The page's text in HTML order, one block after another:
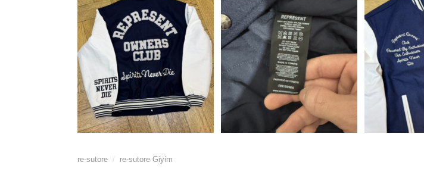
re-sutore / re-sutore Giyim